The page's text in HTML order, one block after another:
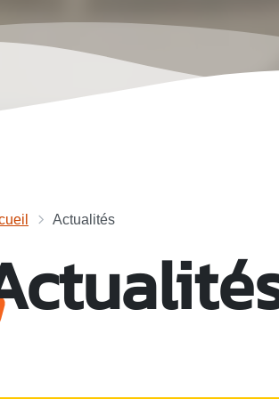
Actualités